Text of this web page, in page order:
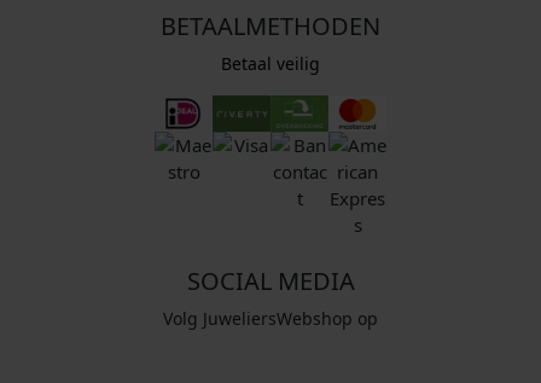
BETAALMETHODEN
Betaal veilig
SOCIAL MEDIA
Volg JuweliersWebshop op